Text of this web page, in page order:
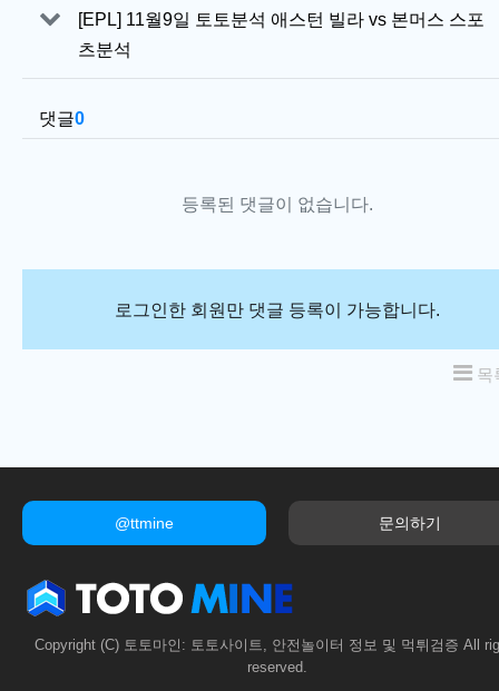
[EPL] 11월9일 토토분석 애스턴 빌라 vs 본머스 스포
츠분석
댓글0
등록된 댓글이 없습니다.
로그인한 회원만 댓글 등록이 가능합니다.
목
@ttmine 문의하기
Copyright (C) 토토마인: 토토사이트, 안전놀이터 정보 및 먹튀검증 All
reserved.